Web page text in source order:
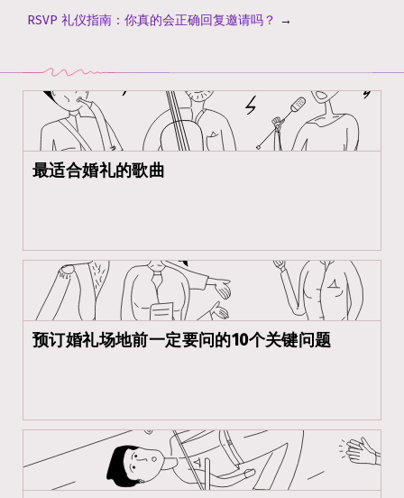
RSVP 礼仪指南：你真的会正确回复邀请吗？ →
最适合婚礼的歌曲
预订婚礼场地前一定要问的10个关键问题